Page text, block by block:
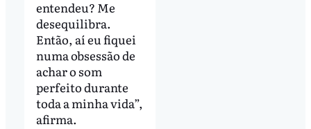
entendeu? Me
desequilibra.
Então, aí eu fiquei
numa obsessão de
achar o som
perfeito durante
toda a minha vida”,
afirma.